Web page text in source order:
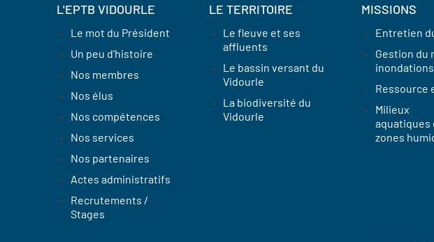
L'EPTB VIDOURLE
Le mot du Président
Un peu d’histoire
Nos membres
Nos élus
Nos compétences
Nos services
Nos partenaires
Actes administratifs
Recrutements /
Stages
LE TERRITOIRE
Le fleuve et ses
affluents
Le bassin versant du
Vidourle
La biodiversité du
Vidourle
MISSIONS
Entretien
Gestion du
inondations
Ressource
Milieux
aquatiques
zones